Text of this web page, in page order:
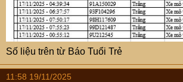
Số liệu trên từ Báo Tuổi Trẻ
11:58 19/11/2025